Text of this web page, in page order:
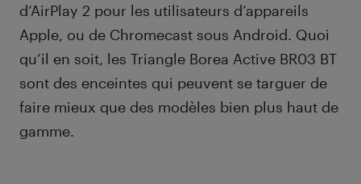
d’AirPlay 2 pour les utilisateurs d’appareils
Apple, ou de Chromecast sous Android. Quoi
qu’il en soit, les Triangle Borea Active BR03 BT
sont des enceintes qui peuvent se targuer de
faire mieux que des modèles bien plus haut de
gamme.